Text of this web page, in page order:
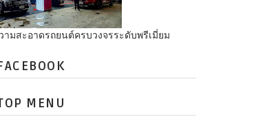
มสะอาดรถยนต์ครบวงจรระดับพรีเมี่ยม
MENU